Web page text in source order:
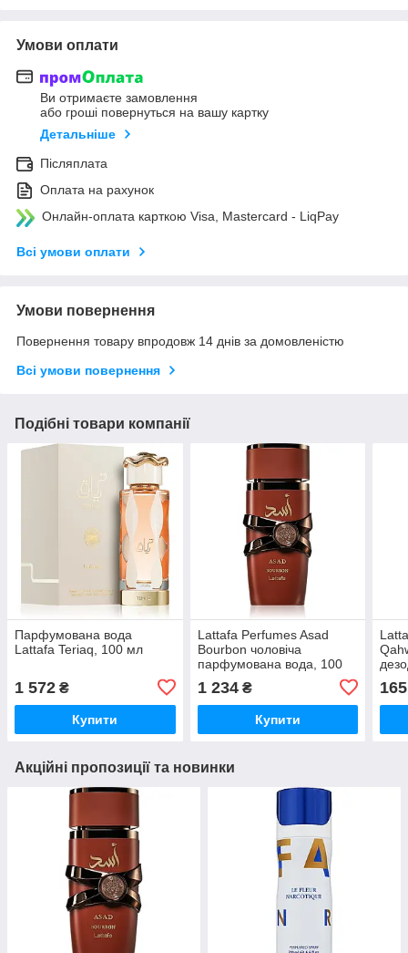
Умови оплати
Ви отримаєте замовлення
або гроші повернуться на вашу картку
Детальніше
Післяплата
Оплата на рахунок
Онлайн-оплата карткою Visa, Mastercard - LiqPay
Всі умови оплати
Умови повернення
Повернення товару впродовж 14 днів за домовленістю
Всі умови повернення
Подібні товари компанії
Парфумована вода
Lattafa Teriaq, 100 мл
1 572 ₴
Купити
Lattafa Perfumes Asad
Bourbon чоловіча
парфумована вода, 100
1 234₴
Купити
165
Акційні пропозиції та новинки